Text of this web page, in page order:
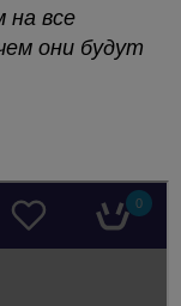
на все
они будут